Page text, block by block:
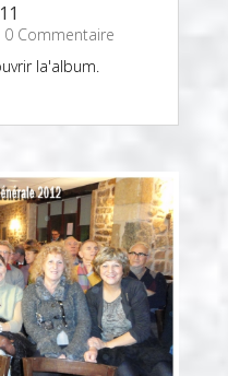
0 Commentaire
la'album.